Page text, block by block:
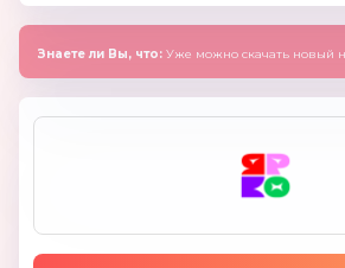
Знаете ли Вы, что: Уже можно скачать новый номер